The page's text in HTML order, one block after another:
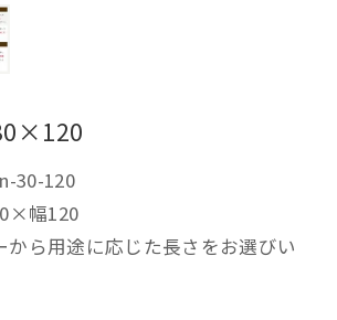
30-120
幅120
から用途に応じた長さをお選びい